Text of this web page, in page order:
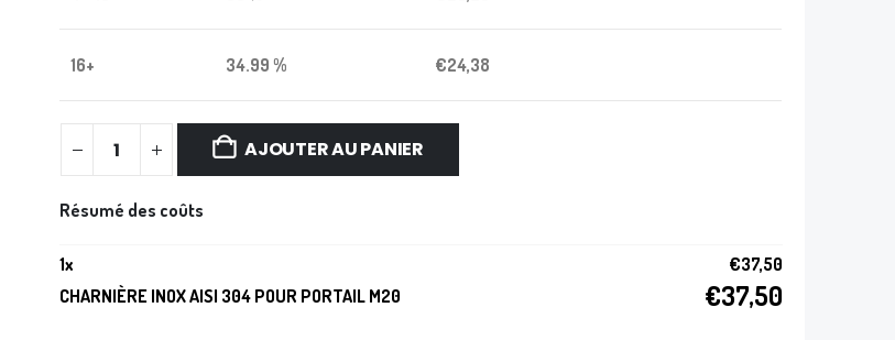
16+ 34.99 % €24,38
AJOUTER AU PANIER
Résumé des coûts
1x €37,50
CHARNIÈRE INOX AISI 304 POUR PORTAIL M20
€37,50